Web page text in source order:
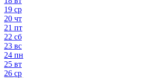
19 ср
20 чт
21 пт
22 сб
23 вс
24 пн
25 вт
26 ср